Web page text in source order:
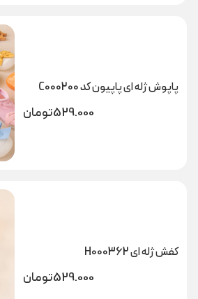
پاپوش ژله ای پاپیون کد C000200
529.000تومان
کفش ژله ای H000362
529.000تومان